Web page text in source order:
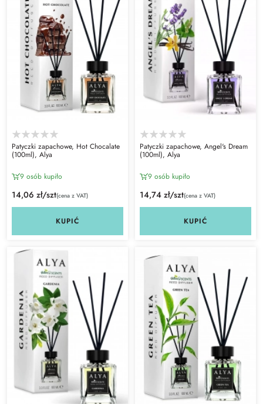
Patyczki zapachowe, Hot Chocalate
(100ml), Alya
9 osób kupiło
14,06 zł/szt(cena z VAT)
KUPIĆ
Patyczki zapachowe, Angel's Dream
(100ml), Alya
9 osób kupiło
14,74 zł/szt(cena z VAT)
KUPIĆ